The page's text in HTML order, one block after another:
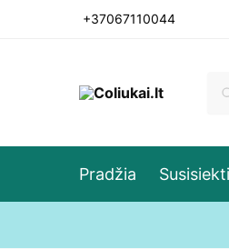
+37067110044
Pradžia